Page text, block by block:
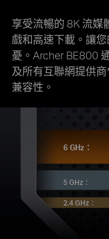
享受流暢的 8K 流媒
戲和高速下載。讓
憂。Archer BE800
及所有互聯網提供
兼容性。
6 GHz：
5 GHz：
2.4 GHz：